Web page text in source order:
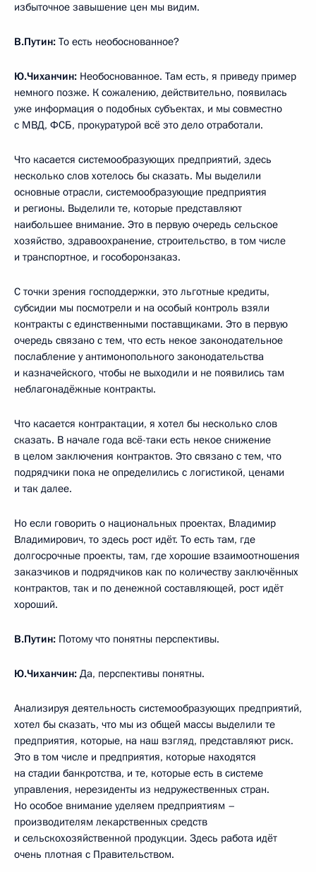
избыточное завышение цен мы видим.
В.Путин: То есть необоснованное?
Ю.Чиханчин: Необоснованное. Там есть, я приведу пример
немного позже. К сожалению, действительно, появилась
уже информация о подобных субъектах, и мы совместно
с МВД, ФСБ, прокуратурой всё это дело отработали.
Что касается системообразующих предприятий, здесь
несколько слов хотелось бы сказать. Мы выделили
основные отрасли, системообразующие предприятия
и регионы. Выделили те, которые представляют
наибольшее внимание. Это в первую очередь сельское
хозяйство, здравоохранение, строительство, в том числе
и транспортное, и гособоронзаказ.
С точки зрения господдержки, это льготные кредиты,
субсидии мы посмотрели и на особый контроль взяли
контракты с единственными поставщиками. Это в первую
очередь связано с тем, что есть некое законодательное
послабление у антимонопольного законодательства
и казначейского, чтобы не выходили и не появились там
неблагонадёжные контракты.
Что касается контрактации, я хотел бы несколько слов
сказать. В начале года всё-таки есть некое снижение
в целом заключения контрактов. Это связано с тем, что
подрядчики пока не определились с логистикой, ценами
и так далее.
Но если говорить о национальных проектах, Владимир
Владимирович, то здесь рост идёт. То есть там, где
долгосрочные проекты, там, где хорошие взаимоотношения
заказчиков и подрядчиков как по количеству заключённых
контрактов, так и по денежной составляющей, рост идёт
хороший.
В.Путин: Потому что понятны перспективы.
Ю.Чиханчин: Да, перспективы понятны.
Анализируя деятельность системообразующих предприятий,
хотел бы сказать, что мы из общей массы выделили те
предприятия, которые, на наш взгляд, представляют риск.
Это в том числе и предприятия, которые находятся
на стадии банкротства, и те, которые есть в системе
управления, нерезиденты из недружественных стран.
Но особое внимание уделяем предприятиям –
производителям лекарственных средств
и сельскохозяйственной продукции. Здесь работа идёт
очень плотная с Правительством.